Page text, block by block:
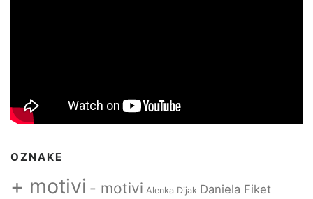
OZNAKE
+ motivi - motivi Alenka Dijak Daniela Fiket